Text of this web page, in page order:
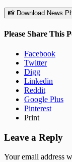
📸 Download News
Please Share This
Facebook
Twitter
Digg
Linkedin
Reddit
Google Plus
Pinterest
Print
Leave a Reply
Your email address